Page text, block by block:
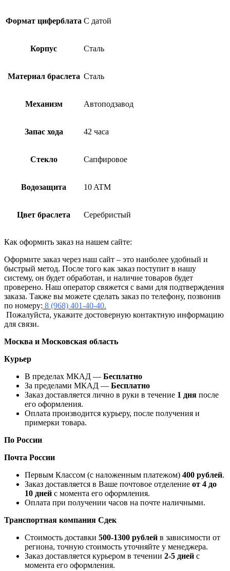
Формат циферблата С датой
Корпус Сталь
Материал браслета Сталь
Механизм Автоподзавод
Запас хода 42 часа
Стекло Сапфировое
Водозащита 10 ATM
Цвет браслета Серебристый
Как оформить заказ на нашем сайте:
Оформите заказ через наш сайт – это наиболее удобный и
быстрый метод. После того как заказ поступит в нашу
систему, он будет обработан, и наличие товаров будет
проверено. Наш оператор свяжется с вами для подтверждения
заказа. Также вы можете сделать заказ по телефону, позвонив
по номеру: 8 (968) 401-40-40.
Пожалуйста, укажите достоверную контактную информацию
для связи.
Москва и Московская область
Курьер
В пределах МКАД — Бесплатно
За пределами МКАД — Бесплатно
Заказ доставляется лично в руки в течение 1 дня после
его оформления.
Оплата производится курьеру, после получения и
примерки товара.
По России
Почта России
Первым Классом (с наложенным платежом) 400 рублей.
Заказ доставляется в Ваше почтовое отделение от 4 до
10 дней с момента его оформления.
Оплата при получении часов на почте наличными.
Транспортная компания Сдек
Стоимость доставки 500-1300 рублей в зависимости от
региона, точную стоимость уточняйте у менеджера.
Заказ доставляется курьером в течении 2-5 дней с
момента его оформления.